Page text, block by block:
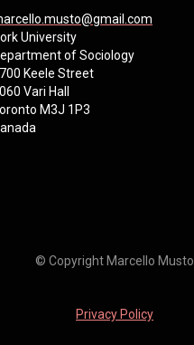
University
of Sociology
Keele Street
Vari Hall
M3J 1P3
© Copyright Marcello Musto
Privacy Policy